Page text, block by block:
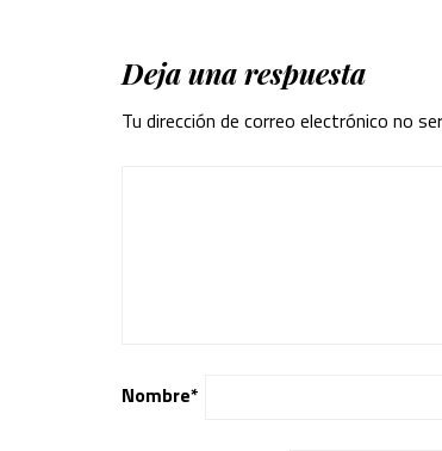
Deja una respuesta
Tu dirección de correo electrónico no
Nombre*